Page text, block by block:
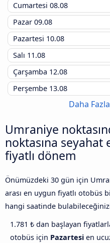
Cumartesi 08.08
Pazar 09.08
Pazartesi 10.08
Salı 11.08
Çarşamba 12.08
Perşembe 13.08
Daha
Umraniye
noktasına
fiyatlı dönem
Önümüzdeki 30 gün için
arası en uygun fiyatlı otobüs
hangi saatinde
1.781 ₺ dan başlayan
otobüs için Pazartesi en